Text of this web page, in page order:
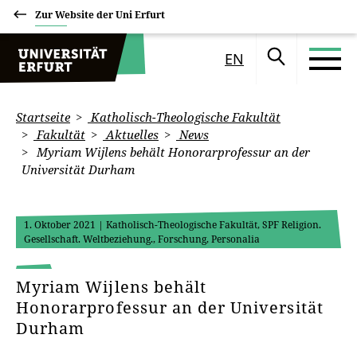
Zur Website der Uni Erfurt
EN
Startseite
Katholisch-Theologische Fakultät
Fakultät
Aktuelles
News
Myriam Wijlens behält Honorarprofessur an der
Universität Durham
1. Oktober 2021 | Katholisch-Theologische Fakultät, SPF Religion.
Gesellschaft. Weltbeziehung., Forschung, Personalia
Myriam Wijlens behält
Honorarprofessur an der Universität
Durham